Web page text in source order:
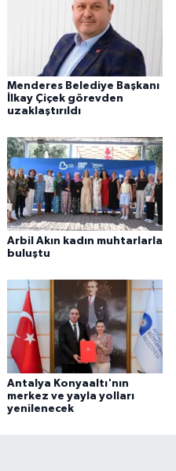
Menderes Belediye Başkanı
İlkay Çiçek görevden
uzaklaştırıldı
Arbil Akın kadın muhtarlarla
buluştu
Antalya Konyaaltı'nın
merkez ve yayla yolları
yenilenecek